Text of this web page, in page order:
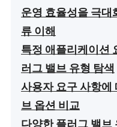
운영 효율성을 극대
류 이해
특정 애플리케이션
러그 밸브 유형 탐색
사용자 요구 사항에
브 옵션 비교
다양한 플러그 밸브